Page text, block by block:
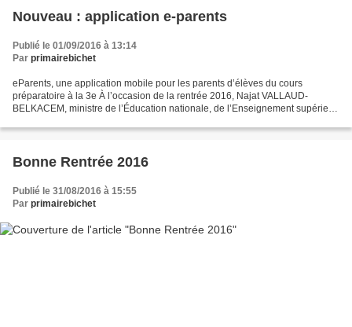
Nouveau : application e-parents
Publié le 01/09/2016 à 13:14
Par primairebichet
eParents, une application mobile pour les parents d’élèves du cours
préparatoire à la 3e À l’occasion de la rentrée 2016, Najat VALLAUD-
BELKACEM, ministre de l’Éducation nationale, de l’Enseignement supérieur
Bonne Rentrée 2016
Publié le 31/08/2016 à 15:55
Par primairebichet